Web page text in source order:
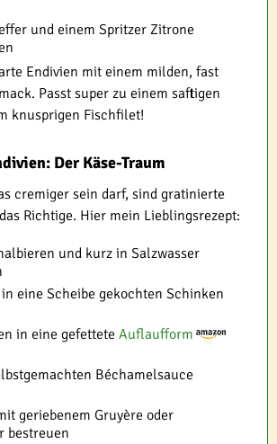
und einem Spritzer Zitrone
Endivien mit einem milden, fast
Passt super zu einem saftigen
knusprigen Fischfilet!
Der Käse-Traum
cremiger sein darf, sind gratinierte
Richtige. Hier mein Lieblingsrezept:
und kurz in Salzwasser
eine Scheibe gekochten Schinken
in eine gefettete Auflaufform
Béchamelsauce
geriebenem Gruyère oder
bestreuen